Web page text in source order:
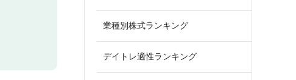
業種別株式ランキング
デイトレ適性ランキング